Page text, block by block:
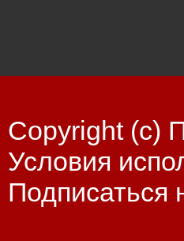
Copyright (c)
Условия
Подписаться